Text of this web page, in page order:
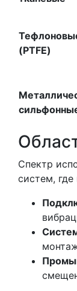
(PTFE)
Спектр
систем,